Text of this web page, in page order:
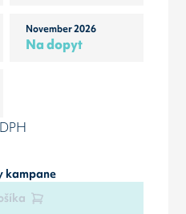
November 2026
Na dopyt
kampane